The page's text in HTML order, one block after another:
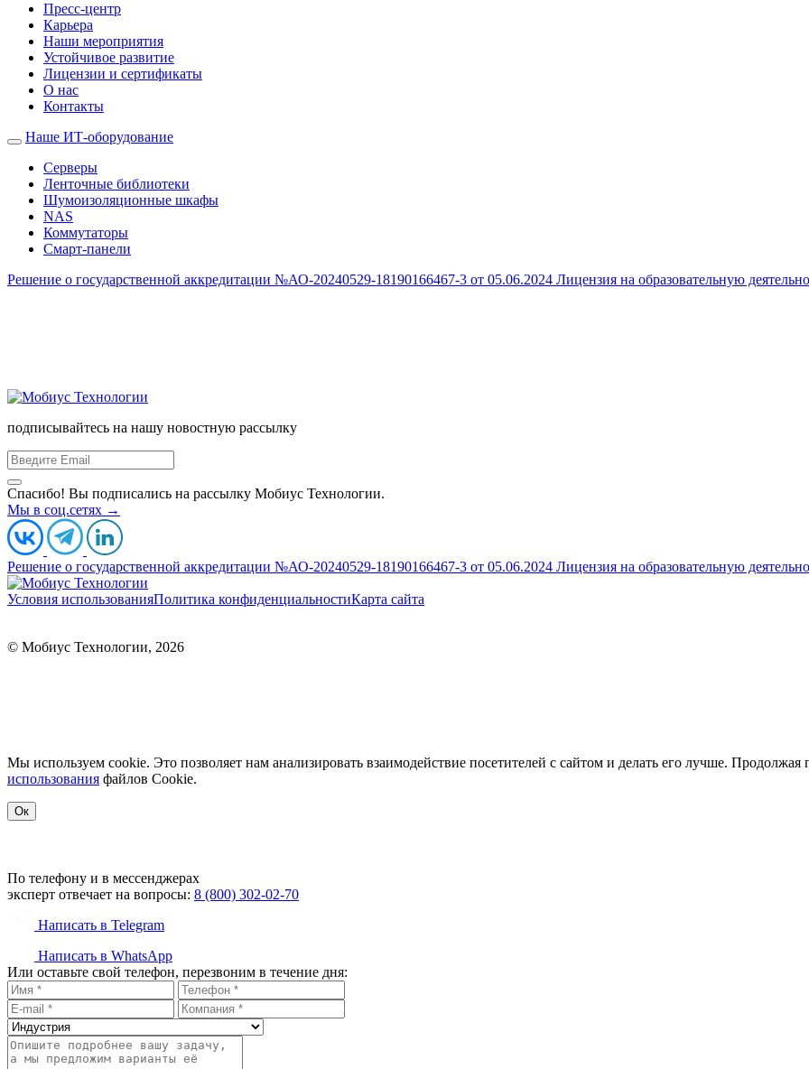
Пресс-центр
Карьера
Наши мероприятия
Устойчивое развитие
Лицензии и сертификаты
О нас
Контакты
Наше ИТ-оборудование
Серверы
Ленточные библиотеки
Шумоизоляционные шкафы
NAS
Коммутаторы
Смарт-панели
Решение о государственной аккредитации №АО-20240529-18190166467-3 от 05.06.2024 Лицензия на образовательную
подписывайтесь на нашу новостную рассылку
Спасибо! Вы подписались на рассылку Мобиус Технологии.
Мы в соц.сетях →
Решение о государственной аккредитации №АО-20240529-18190166467-3 от 05.06.2024 Лицензия на образовательную
Условия использованияПолитика конфиденциальностиКарта сайта
© Мобиус Технологии, 2026
Мы используем cookie. Это позволяет нам анализировать взаимодействие посетителей с сайтом и делать его лучше. Продолжая
использования файлов Сookie.
Ок
По телефону и в мессенджерах
эксперт отвечает на вопросы: 8 (800) 302-02-70
Написать в Telegram
Написать в WhatsApp
Или оставьте свой телефон, перезвоним в течение дня: